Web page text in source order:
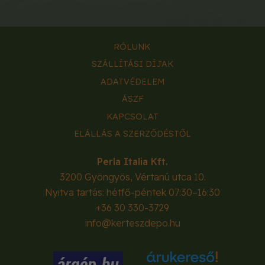
RÓLUNK
SZÁLLÍTÁSI DÍJAK
ADATVÉDELEM
ÁSZF
KAPCSOLAT
ELÁLLÁS A SZERZŐDÉSTŐL
Perla Italia Kft.
3200 Gyöngyös, Vértanú utca 10.
Nyitva tartás: hétfő-péntek 07:30–16:30
+36 30 330-3729
info@kerteszdepo.hu